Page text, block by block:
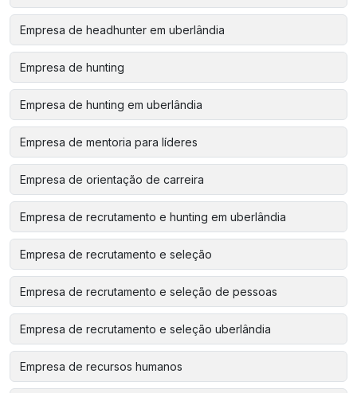
Empresa de headhunter em uberlândia
Empresa de hunting
Empresa de hunting em uberlândia
Empresa de mentoria para líderes
Empresa de orientação de carreira
Empresa de recrutamento e hunting em uberlândia
Empresa de recrutamento e seleção
Empresa de recrutamento e seleção de pessoas
Empresa de recrutamento e seleção uberlândia
Empresa de recursos humanos